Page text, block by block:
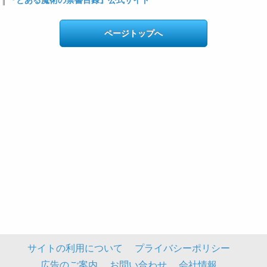
ページトップへ
サイトの利用について
プライバシーポリシー
広告のご案内
お問い合わせ 会社情報